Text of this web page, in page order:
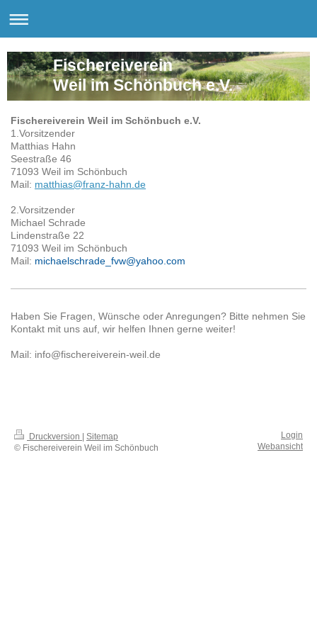
Fischereiverein
Weil im Schönbuch e.V.
Fischereiverein Weil im Schönbuch e.V.
1.Vorsitzender
Matthias Hahn
Seestraße 46
71093 Weil im Schönbuch
Mail: matthias@franz-hahn.de
2.Vorsitzender
Michael Schrade
Lindenstraße 22
71093 Weil im Schönbuch
Mail: michaelschrade_fvw@yahoo.com
Haben Sie Fragen, Wünsche oder Anregungen? Bitte nehmen Sie
Kontakt mit uns auf, wir helfen Ihnen gerne weiter!
Mail: info@fischereiverein-weil.de
Druckversion
Sitemap
© Fischereiverein Weil im Schönbuch
Login
Webansicht